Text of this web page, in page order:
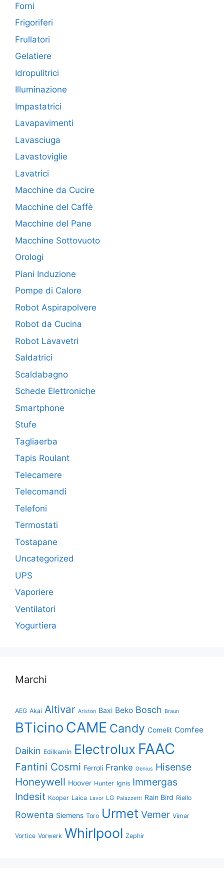
Forni
Frigoriferi
Frullatori
Gelatiere
Idropulitrici
Illuminazione
Impastatrici
Lavapavimenti
Lavasciuga
Lavastoviglie
Lavatrici
Macchine da Cucire
Macchine del Caffè
Macchine del Pane
Macchine Sottovuoto
Orologi
Piani Induzione
Pompe di Calore
Robot Aspirapolvere
Robot da Cucina
Robot Lavavetri
Saldatrici
Scaldabagno
Schede Elettroniche
Smartphone
Stufe
Tagliaerba
Tapis Roulant
Telecamere
Telecomandi
Telefoni
Termostati
Tostapane
Uncategorized
UPS
Vaporiere
Ventilatori
Yogurtiera
Marchi
AEG Akai Altivar Ariston Baxi Beko Bosch Braun
BTicino CAME Candy Comelit Comfee
Daikin Edilkamin Electrolux FAAC
Fantini Cosmi Ferroli Franke Genius Hisense
Honeywell Hoover Hunter Ignis Immergas
Indesit Kooper Laica Lavor LG Palazzetti Rain Bird Riello
Rowenta Siemens Toro Urmet Vemer Vimar
Vortice Vorwerk Whirlpool Zephir